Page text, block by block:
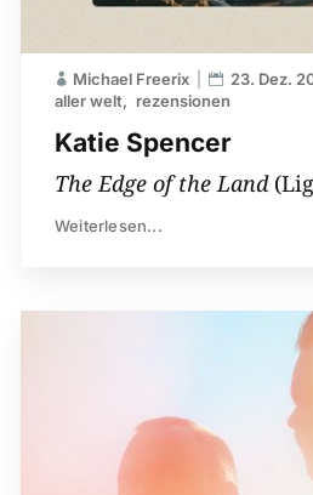
Katie Spencer
Michael Freerix 23. Dez.
aller welt
rezensionen
The Edge of the Land
Weiterlesen...